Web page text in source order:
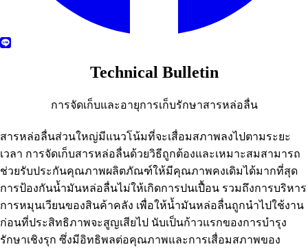
Technical Bulletin
การจัดเก็บและอายุการเก็บรักษาสารหล่อลื่น
สารหล่อลื่นส่วนใหญ่มีแนวโน้มที่จะเสื่อมสภาพลงไปตามระยะ
เวลา การจัดเก็บสารหล่อลื่นด้วยวิธีถูกต้องและเหมาะสมสามารถ
ช่วยรับประกันคุณภาพผลิตภัณฑ์ให้มีคุณภาพคงเดิมได้มากที่สุด
การป้องกันน้ำมันหล่อลื่นไม่ให้เกิดการปนเปื้อน รวมถึงการบริหาร
การหมุนเวียนของสินค้าคลัง เพื่อให้น้ำมันหล่อลื่นถูกนำไปใช้งาน
ก่อนที่ประสิทธิภาพจะสูญเสียไป นับเป็นก้าวแรกของการบำรุง
รักษาเชิงรุก ซึ่งมีอิทธิพลต่อคุณภาพและการเสื่อมสภาพของ